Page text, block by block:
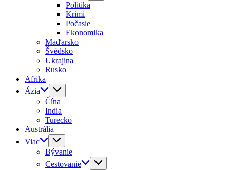
Politika
Krimi
Počasie
Ekonomika
Maďarsko
Švédsko
Ukrajina
Rusko
Afrika
Ázia
Čína
India
Turecko
Austrália
Viac
Bývanie
Cestovanie